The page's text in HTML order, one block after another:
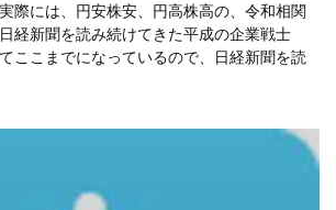
際には、円安株安、円高株高の、令和相関
経新聞を読み続けてきた平成の企業戦士
ここまでになっているので、日経新聞を読